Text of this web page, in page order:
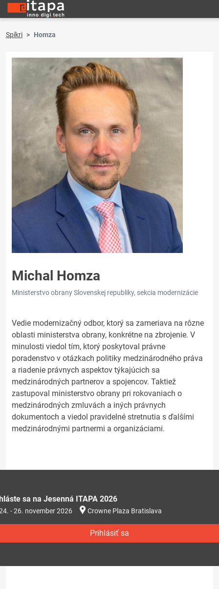
Spíkri Homza
Michal Homza
Ministerstvo obrany Slovenskej republiky, sekcia modernizácie
Vedie modernizačný odbor, ktorý sa zameriava na rôzne
oblasti ministerstva obrany, konkrétne na zbrojenie. V
minulosti viedol tím, ktorý poskytoval právne
poradenstvo v otázkach politiky medzinárodného práva
a riadenie právnych aspektov týkajúcich sa
medzinárodných partnerov a spojencov. Taktiež
zastupoval ministerstvo obrany pri rokovaniach o
medzinárodných zmluvách a iných právnych
dokumentoch a viedol pravidelné stretnutia s ďalšími
medzinárodnými partnermi a organizáciami.
sa na Jesenná ITAPA 2026
- 26. november 2026 Crowne Plaza Bratislava
Prihlásiť sa